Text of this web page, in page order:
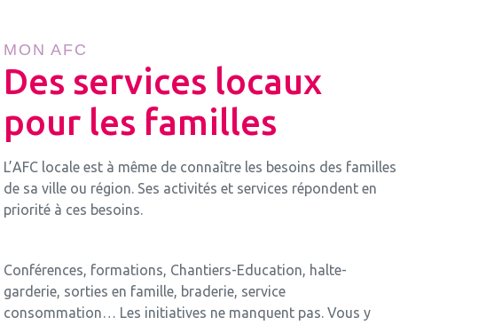
MON AFC
Des services locaux
pour les familles
L’AFC locale est à même de connaître les besoins des familles
de sa ville ou région. Ses activités et services répondent en
priorité à ces besoins.
Conférences, formations, Chantiers-Education, halte-
garderie, sorties en famille, braderie, service
consommation… Les initiatives ne manquent pas. Vous y